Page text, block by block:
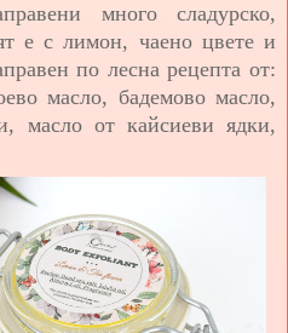
много сладурско,
е с лимон, чаено цвете и
по лесна рецепта от:
масло, бадемово масло,
масло от кайсиеви ядки,